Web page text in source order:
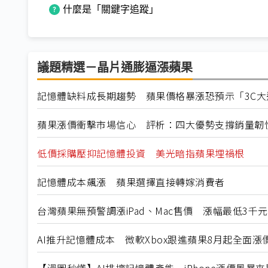
什麼是「關鍵字追蹤」
議題精選－晶片通膨逼漲蘋果
記憶體缺料成長期趨勢 蘋果價格暴漲恐預示「3C大
蘋果漲價衝擊市場信心 評析：四大優勢支撐銷量韌
低價採購壓抑記憶體投資 美光暗指蘋果埋禍根
記憶體成本飆漲 蘋果選擇直接轉嫁消費者
台灣蘋果無預警調漲iPad、Mac售價 漲幅最低3千
AI推升記憶體成本 微軟Xbox跟進蘋果8月起全面漲